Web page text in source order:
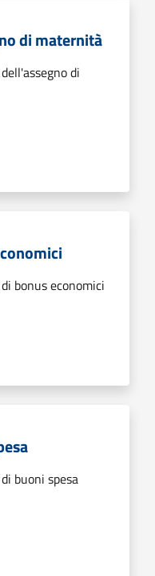
di maternità
di
bonus economici
buoni spesa